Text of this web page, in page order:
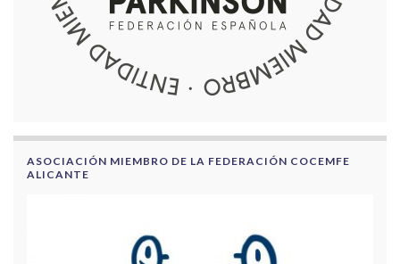
ASOCIACIÓN MIEMBRO DE LA FEDERACIÓN COCEMFE
ALICANTE